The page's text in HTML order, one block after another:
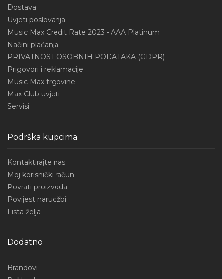
Dostava
Uvjeti poslovanja
Music Max Credit Rate 2023 - AAA Platinum
Načini plaćanja
PRIVATNOST OSOBNIH PODATAKA (GDPR)
Prigovori i reklamacije
Music Max trgovine
Max Club uvjeti
Servisi
Podrška kupcima
Kontaktirajte nas
Moj korisnički račun
Povrati proizvoda
Povijest narudžbi
Lista želja
Dodatno
Brandovi